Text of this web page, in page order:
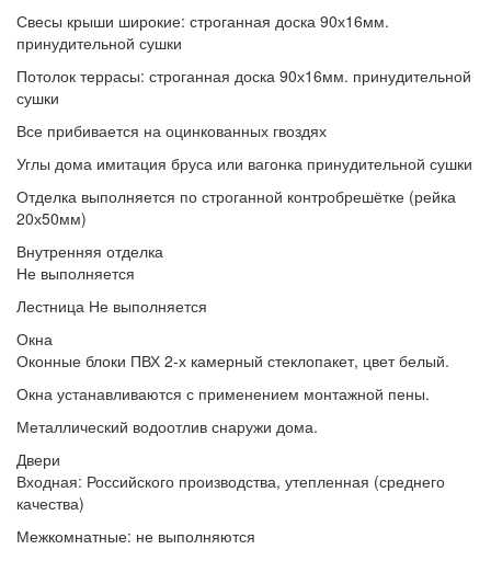
Свесы крыши широкие: строганная доска 90х16мм.
принудительной сушки
Потолок террасы: строганная доска 90х16мм. принудительной
сушки
Все прибивается на оцинкованных гвоздях
Углы дома имитация бруса или вагонка принудительной сушки
Отделка выполняется по строганной контробрешётке (рейка
20х50мм)
Внутренняя отделка
Не выполняется
Лестница Не выполняется
Окна
Оконные блоки ПВХ 2-х камерный стеклопакет, цвет белый.
Окна устанавливаются с применением монтажной пены.
Металлический водоотлив снаружи дома.
Двери
Входная: Российского производства, утепленная (среднего
качества)
Межкомнатные: не выполняются